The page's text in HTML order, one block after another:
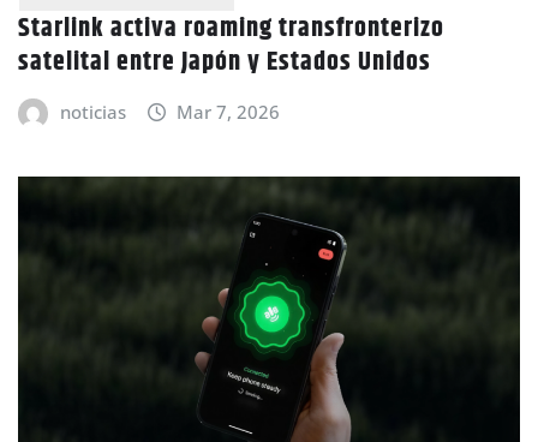
Starlink activa roaming transfronterizo
satelital entre Japón y Estados Unidos
noticias Mar 7, 2026